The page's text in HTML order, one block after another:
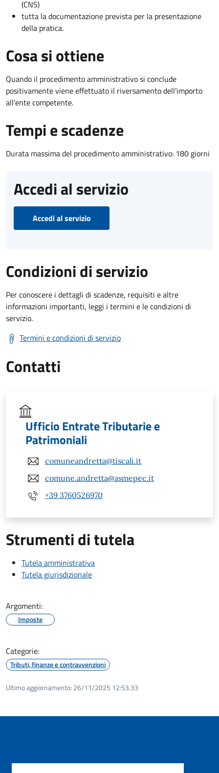
(CNS)
tutta la documentazione prevista per la presentazione
della pratica.
Cosa si ottiene
Quando il procedimento amministrativo si conclude
positivamente viene effettuato il riversamento dell'importo
all'ente competente.
Tempi e scadenze
Durata massima del procedimento amministrativo: 180 giorni
Accedi al servizio
Accedi al servizio
Condizioni di servizio
Per conoscere i dettagli di scadenze, requisiti e altre
informazioni importanti, leggi i termini e le condizioni di
servizio.
Termini e condizioni di servizio
Contatti
Ufficio Entrate Tributarie e
Patrimoniali
comuneandretta@tiscali.it
comune.andretta@asmepec.it
+39 3760526970
Strumenti di tutela
Tutela amministrativa
Tutela giurisdizionale
Argomenti:
Imposte
Categorie:
Tributi, finanze e contravvenzioni
Ultimo aggiornamento: 26/11/2025 12:53.33